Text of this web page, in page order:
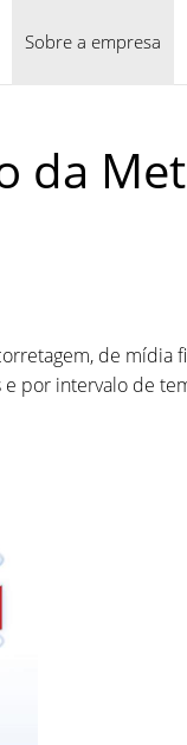
Sobre a empresa
da
de mídia
por intervalo de